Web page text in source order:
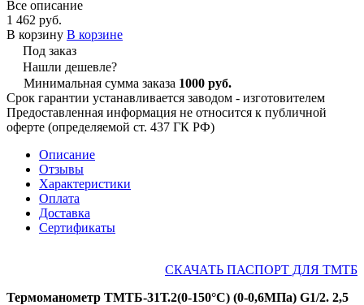
Все описание
1 462 руб.
В корзину В корзине
Под заказ
Нашли дешевле?
Минимальная сумма заказа 1000 руб.
Срок гарантии устанавливается заводом - изготовителем
Предоставленная информация не относится к публичной
оферте (определяемой ст. 437 ГК РФ)
Описание
Отзывы
Характеристики
Оплата
Доставка
Сертификаты
СКАЧАТЬ ПАСПОРТ ДЛЯ ТМТБ
Термоманометр ТМТБ-31Т.2(0-150°С) (0-0,6МПа) G1/2. 2,5